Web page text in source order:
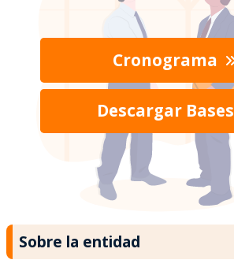
Cronograma
Descargar Bases
Sobre la entidad